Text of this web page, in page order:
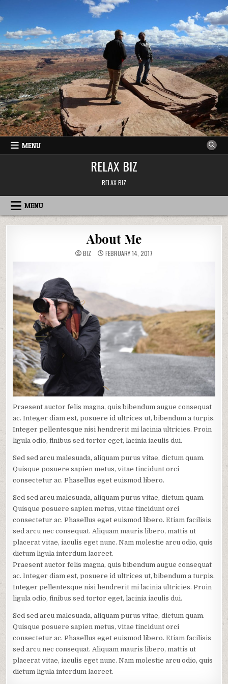
to
content
MENU
RELAX BIZ
RELAX BIZ
MENU
About Me
BIZ FEBRUARY 14, 2017
Praesent auctor felis magna, quis bibendum augue consequat
ac. Integer diam est, posuere id ultrices ut, bibendum a turpis.
Integer pellentesque nisi hendrerit mi lacinia ultricies. Proin
ligula odio, finibus sed tortor eget, lacinia iaculis dui.
Sed sed arcu malesuada, aliquam purus vitae, dictum quam.
Quisque posuere sapien metus, vitae tincidunt orci
consectetur ac. Phasellus eget euismod libero.
Sed sed arcu malesuada, aliquam purus vitae, dictum quam.
Quisque posuere sapien metus, vitae tincidunt orci
consectetur ac. Phasellus eget euismod libero. Etiam facilisis
sed arcu nec consequat. Aliquam mauris libero, mattis ut
placerat vitae, iaculis eget nunc. Nam molestie arcu odio, quis
dictum ligula interdum laoreet.
Praesent auctor felis magna, quis bibendum augue consequat
ac. Integer diam est, posuere id ultrices ut, bibendum a turpis.
Integer pellentesque nisi hendrerit mi lacinia ultricies. Proin
ligula odio, finibus sed tortor eget, lacinia iaculis dui.
Sed sed arcu malesuada, aliquam purus vitae, dictum quam.
Quisque posuere sapien metus, vitae tincidunt orci
consectetur ac. Phasellus eget euismod libero. Etiam facilisis
sed arcu nec consequat. Aliquam mauris libero, mattis ut
placerat vitae, iaculis eget nunc. Nam molestie arcu odio, quis
dictum ligula interdum laoreet.